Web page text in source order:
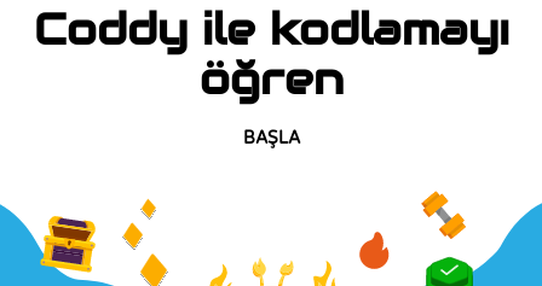
Coddy ile kodlamayı
öğren
BAŞLA